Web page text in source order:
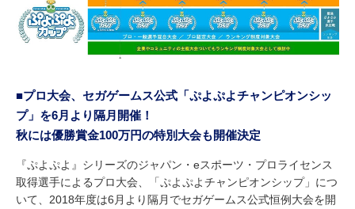
■プロ大会、セガゲームス公式「ぷよぷよチャンピオンシッ
プ」を6月より隔月開催！
秋には優勝賞金100万円の特別大会も開催決定
『ぷよぷよ』シリーズのジャパン・eスポーツ・プロライセンス
取得選手によるプロ大会、「ぷよぷよチャンピオンシップ」につ
いて、2018年度は6月より隔月でセガゲームス公式恒例大会を開